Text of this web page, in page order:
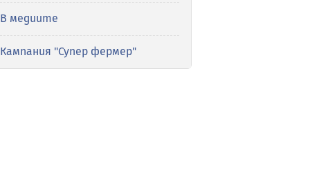
В медиите
Кампания "Супер фермер"